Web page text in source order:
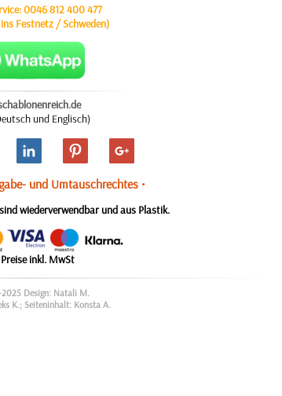
0046 812 400 477
Festnetz / Schweden)
und Englisch)
und Umtauschrechtes •
wiederverwendbar und aus Plastik.
inkl. MwSt
Design: Natali M.
K.; Seiteninhalt: Konsta A.